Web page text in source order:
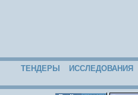
ТЕНДЕРЫ ИССЛЕДОВАНИЯ